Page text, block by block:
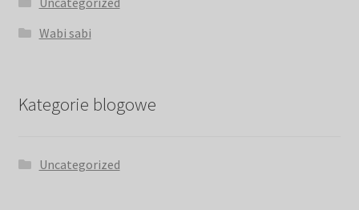
Wabi sabi
Kategorie blogowe
Uncategorized